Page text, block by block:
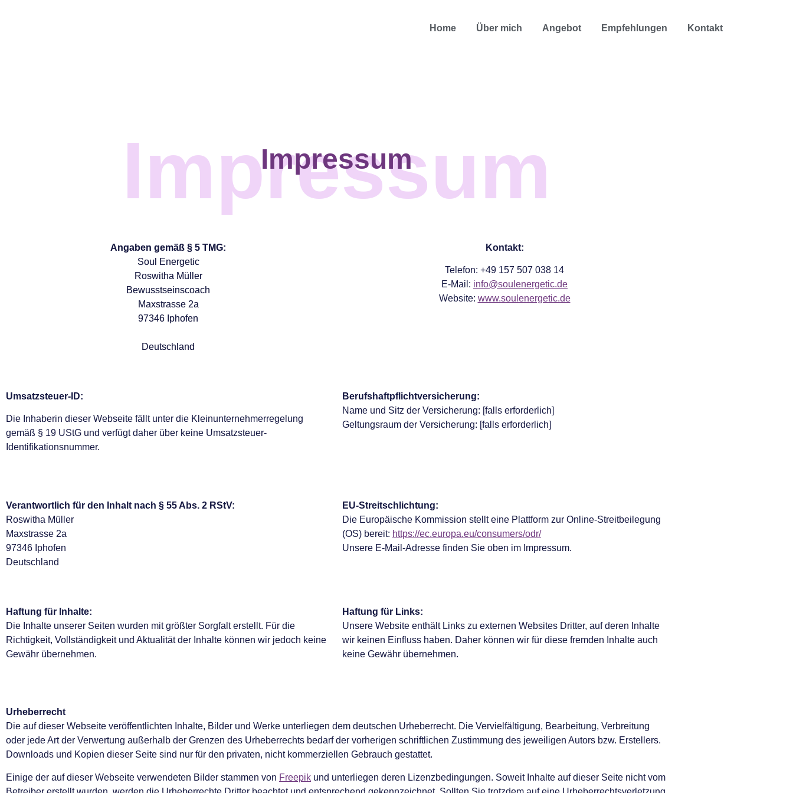
Home Über mich Angebot Empfehlungen Kontakt
Impressum
Impressum
Angaben gemäß § 5 TMG:
Soul Energetic
Roswitha Müller
Bewusstseinscoach
Maxstrasse 2a
97346 Iphofen
Deutschland
Kontakt:
Telefon: +49 157 507 038 14
E-Mail: info@soulenergetic.de
Website: www.soulenergetic.de
Umsatzsteuer-ID:
Die Inhaberin dieser Webseite fällt unter die Kleinunternehmerregelung
gemäß § 19 UStG und verfügt daher über keine Umsatzsteuer-
Identifikationsnummer.
Berufshaftpflichtversicherung:
Name und Sitz der Versicherung: [falls erforderlich]
Geltungsraum der Versicherung: [falls erforderlich]
Verantwortlich für den Inhalt nach § 55 Abs. 2 RStV:
Roswitha Müller
Maxstrasse 2a
97346 Iphofen
Deutschland
EU-Streitschlichtung:
Die Europäische Kommission stellt eine Plattform zur Online-Streitbeilegung
(OS) bereit: https://ec.europa.eu/consumers/odr/
Unsere E-Mail-Adresse finden Sie oben im Impressum.
Haftung für Inhalte:
Die Inhalte unserer Seiten wurden mit größter Sorgfalt erstellt. Für die
Richtigkeit, Vollständigkeit und Aktualität der Inhalte können wir jedoch keine
Gewähr übernehmen.
Haftung für Links:
Unsere Website enthält Links zu externen Websites Dritter, auf deren Inhalte
wir keinen Einfluss haben. Daher können wir für diese fremden Inhalte auch
keine Gewähr übernehmen.
Urheberrecht
Die auf dieser Webseite veröffentlichten Inhalte, Bilder und Werke unterliegen dem deutschen Urheberrecht. Die Vervielfältigung, Bearbeitung, Verbreitung
oder jede Art der Verwertung außerhalb der Grenzen des Urheberrechts bedarf der vorherigen schriftlichen Zustimmung des jeweiligen Autors bzw. Erstellers.
Downloads und Kopien dieser Seite sind nur für den privaten, nicht kommerziellen Gebrauch gestattet.
Einige der auf dieser Webseite verwendeten Bilder stammen von Freepik und unterliegen deren Lizenzbedingungen. Soweit Inhalte auf dieser Seite nicht vom